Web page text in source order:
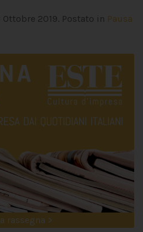
Ottobre 2019. Postato in Pausa
rassegna >